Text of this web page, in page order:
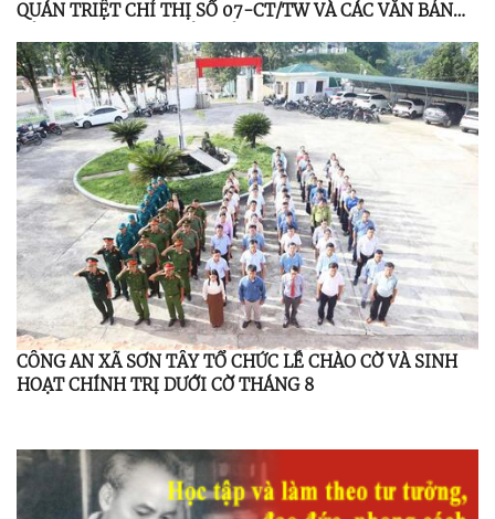
QUÁN TRIỆT CHỈ THỊ SỐ 07-CT/TW VÀ CÁC VĂN BẢN
CÔNG AN XÃ SƠN TÂY TỔ CHỨC LỄ CHÀO CỜ VÀ SINH
HOẠT CHÍNH TRỊ DƯỚI CỜ THÁNG 8